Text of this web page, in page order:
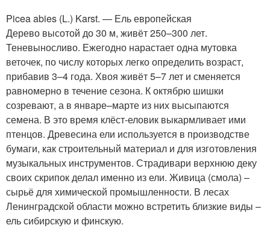
Picea abies (L.) Karst. — Ель европейская
Дерево высотой до 30 м, живёт 250–300 лет.
Теневыносливо. Ежегодно нарастает одна мутовка
веточек, по числу которых легко определить возраст,
прибавив 3–4 года. Хвоя живёт 5–7 лет и сменяется
равномерно в течение сезона. К октябрю шишки
созревают, а в январе–марте из них высыпаются
семена. В это время клёст-еловик выкармливает ими
птенцов. Древесина ели используется в производстве
бумаги, как строительный материал и для изготовления
музыкальных инструментов. Страдивари верхнюю деку
своих скрипок делал именно из ели. Живица (смола) –
сырьё для химической промышленности. В лесах
Ленинградской области можно встретить близкие виды –
ель сибирскую и финскую.